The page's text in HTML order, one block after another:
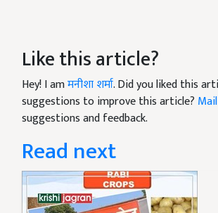
Like this article?
Hey! I amमनीशा शर्मा. Did you liked this
suggestions to improve this article? Mail
suggestions and feedback.
Read next